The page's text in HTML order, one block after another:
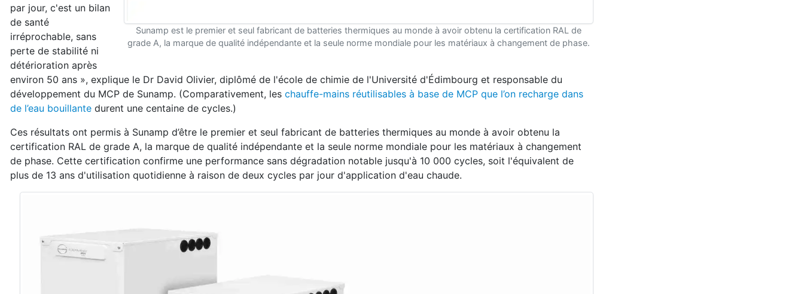
Sunamp est le premier et seul fabricant de batteries thermiques au monde à avoir obtenu la certification RAL de
grade A, la marque de qualité indépendante et la seule norme mondiale pour les matériaux à changement de phase.
par jour, c'est un bilan
de santé
irréprochable, sans
perte de stabilité ni
détérioration après
environ 50 ans », explique le Dr David Olivier, diplômé de l'école de chimie de l'Université d'Édimbourg et responsable du
développement du MCP de Sunamp. (Comparativement, les chauffe-mains réutilisables à base de MCP que l’on recharge dans
de l’eau bouillante durent une centaine de cycles.)
Ces résultats ont permis à Sunamp d’être le premier et seul fabricant de batteries thermiques au monde à avoir obtenu la
certification RAL de grade A, la marque de qualité indépendante et la seule norme mondiale pour les matériaux à changement
de phase. Cette certification confirme une performance sans dégradation notable jusqu'à 10 000 cycles, soit l'équivalent de
plus de 13 ans d'utilisation quotidienne à raison de deux cycles par jour d'application d'eau chaude.